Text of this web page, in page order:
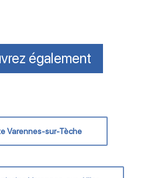
également
Varennes-sur-Tèche